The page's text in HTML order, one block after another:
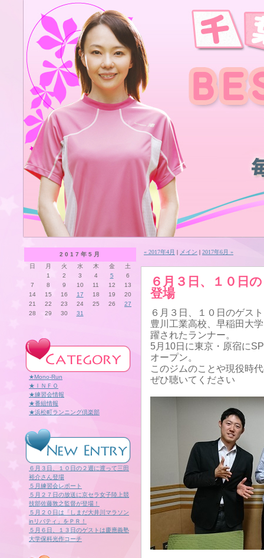
2017年5月
日
月 火 水 木 金
土
1
2 3 4 5
6
7
8 9 10 11 12
13
14
15 16 17 18 19
20
21
22 23 24 25 26
27
28
29 30 31
★Mono-Run
★ＩＮＦＯ
★練習会情報
★番組情報
★浜松町ランニング倶楽部
６月３日、１０日の２週に渡って三田
裕介さん登場
５月練習会レポート
５月２７日の放送に京セラ女子陸上競
技部佐藤敦之監督が登場！
５月２０日は「しまだ大井川マラソン
inリバティ」をＰＲ！
５月６日、１３日のゲストは慶應義塾
大学保科光作コーチ
« 2017年4月 | メイン | 2017年6月 »
６月３日、１０日
登場
６月３日、１０日のゲス
豊川工業高校、早稲田大
躍されたランナー。
5月10日に東京・原宿に
オープン。
このジムのことや現役時
ぜひ聴いてください